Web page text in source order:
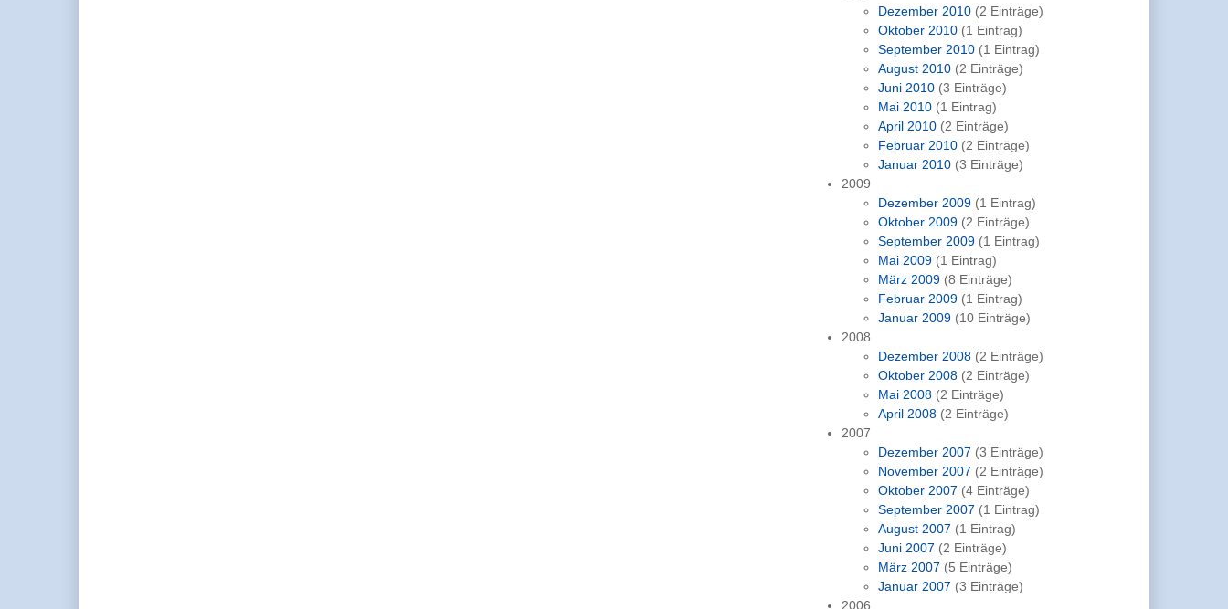
Dezember 2010 (2 Einträge)
Oktober 2010 (1 Eintrag)
September 2010 (1 Eintrag)
August 2010 (2 Einträge)
Juni 2010 (3 Einträge)
Mai 2010 (1 Eintrag)
April 2010 (2 Einträge)
Februar 2010 (2 Einträge)
Januar 2010 (3 Einträge)
2009
Dezember 2009 (1 Eintrag)
Oktober 2009 (2 Einträge)
September 2009 (1 Eintrag)
Mai 2009 (1 Eintrag)
März 2009 (8 Einträge)
Februar 2009 (1 Eintrag)
Januar 2009 (10 Einträge)
2008
Dezember 2008 (2 Einträge)
Oktober 2008 (2 Einträge)
Mai 2008 (2 Einträge)
April 2008 (2 Einträge)
2007
Dezember 2007 (3 Einträge)
November 2007 (2 Einträge)
Oktober 2007 (4 Einträge)
September 2007 (1 Eintrag)
August 2007 (1 Eintrag)
Juni 2007 (2 Einträge)
März 2007 (5 Einträge)
Januar 2007 (3 Einträge)
2006